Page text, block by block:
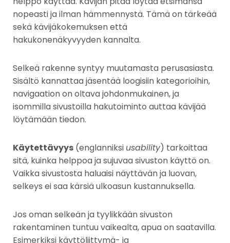
nopeasti ja ilman hämmennystä. Tämä on tärkeää
sekä kävijäkokemuksen että
hakukonenäkyvyyden kannalta.
Selkeä rakenne syntyy muutamasta perusasiasta.
Sisältö kannattaa jäsentää loogisiin kategorioihin,
navigaation on oltava johdonmukainen, ja
isommilla sivustoilla hakutoiminto auttaa kävijää
löytämään tiedon.
Käytettävyys (englanniksi usability) tarkoittaa
sitä, kuinka helppoa ja sujuvaa sivuston käyttö on.
Vaikka sivustosta haluaisi näyttävän ja luovan,
selkeys ei saa kärsiä ulkoasun kustannuksella.
Jos oman selkeän ja tyylikkään sivuston
rakentaminen tuntuu vaikealta, apua on saatavilla.
Esimerkiksi käyttöliittymä- ja